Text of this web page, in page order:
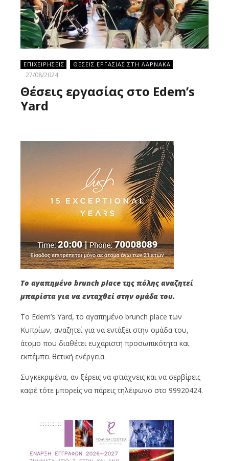
ΕΠΙΧΕΙΡΗΣΕΙΣ ΘΕΣΕΙΣ ΕΡΓΑΣΙΑΣ ΣΤΗ ΛΑΡΝΑΚΑ
27/08/2024
Θέσεις εργασίας στο Edem’s
Yard
Το αγαπημένο brunch place της πόλης αναζητεί
μπαρίστα για να ενταχθεί στην ομάδα του.
Το Edem’s Yard, το αγαπημένο brunch place των
Κυπρίων, αναζητεί για να εντάξει στην ομάδα του,
άτομο που διαθέτει ευχάριστη προσωπικότητα και
εκπέμπει θετική ενέργεια.
Συγκεκριμένα, αν ξέρεις να φτιάχνεις και να σερβίρεις
καφέ τότε μπορείς να πάρεις τηλέφωνο στο 99920424.